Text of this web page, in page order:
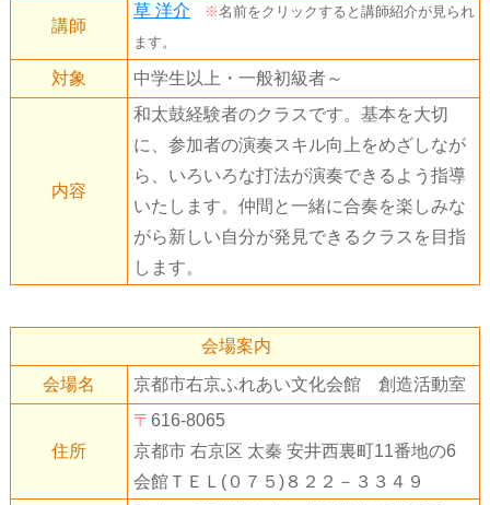
講師
草 洋介 ※名前をクリックすると講師紹介が見られ
ます。
対象 中学生以上・一般初級者～
内容
和太鼓経験者のクラスです。基本を大切
に、参加者の演奏スキル向上をめざしなが
ら、いろいろな打法が演奏できるよう指導
いたします。仲間と一緒に合奏を楽しみな
がら新しい自分が発見できるクラスを目指
します。
会場案内
会場名 京都市右京ふれあい文化会館 創造活動室
住所
〒 616-8065
京都市 右京区 太秦 安井西裏町11番地の6
会館ＴＥＬ(０７５)８２２－３３４９